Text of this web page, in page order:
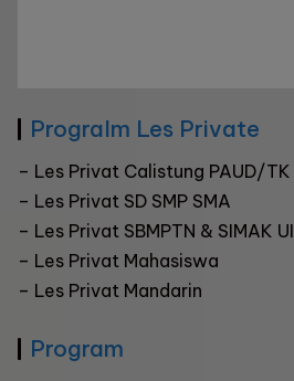
Progralm Les Private
– Les Privat Calistung PAUD/TK
– Les Privat SD SMP SMA
– Les Privat SBMPTN & SIMAK UI
– Les Privat Mahasiswa
– Les Privat Mandarin
Program